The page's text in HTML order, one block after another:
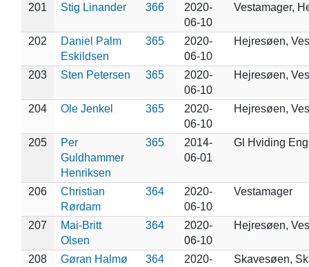
201 Stig Linander 366
2020-
06-10
Vestamager,
202
Daniel Palm
Eskildsen
365
2020-
06-10
Hejresøen,
203 Sten Petersen 365
2020-
06-10
Hejresøen,
204 Ole Jenkel 365
2020-
06-10
Hejresøen,
205
Per
Guldhammer
Henriksen
365
2014-
06-01
Gl Hviding
206
Christian
Rørdam
364
2020-
06-10
Vestamager
207
Mai-Britt
Olsen
364
2020-
06-10
Hejresøen,
208
Gøran Halmø
364
2020-
Skavesøen,